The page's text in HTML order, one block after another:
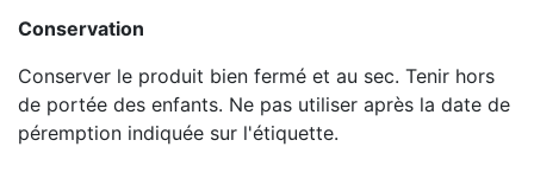
Conservation
Conserver le produit bien fermé et au sec. Tenir hors
de portée des enfants. Ne pas utiliser après la date de
péremption indiquée sur l'étiquette.